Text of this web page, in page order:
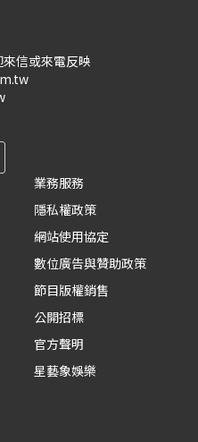
信或來電反映
業務服務
隱私權政策
網站使用協定
數位廣告與贊助政策
節目版權銷售
公開招標
官方聲明
星藝象娛樂